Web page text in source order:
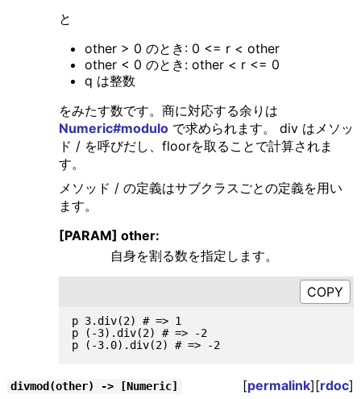
と
other > 0 のとき: 0 <= r < other
other < 0 のとき: other < r <= 0
q は整数
をみたす数です。商に対応する余りは
Numeric#moduloで求められます。 div はメソッ
ド / を呼びだし、floorを取ることで計算されま
す。
メソッド / の定義はサブクラスごとの定義を用い
ます。
[PARAM] other:
自身を割る数を指定します。
p 3.div(2) # => 1
p (-3).div(2) # => -2
p (-3.0).div(2) # => -2
divmod(other) -> [Numeric] [permalink][rdoc]